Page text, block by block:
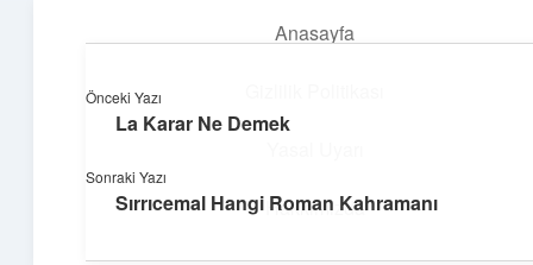
Anasayfa
Hakkımızda
Dalgalardan ilham alan neşeli bilgiler!
Önceki Yazı
La Karar Ne Demek
Sonraki Yazı
Sırrıcemal Hangi Roman Kahramanı